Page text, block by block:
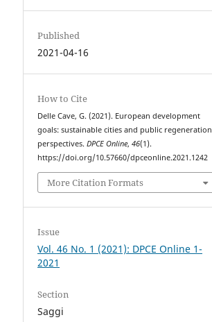
Published
2021-04-16
How to Cite
Delle Cave, G. (2021). European development
goals: sustainable cities and public regeneration
perspectives.DPCE Online,46(1).
https://doi.org/10.57660/dpceonline.2021.1242
More Citation Formats
Issue
Vol. 46 No. 1 (2021): DPCE Online 1-
2021
Section
Saggi